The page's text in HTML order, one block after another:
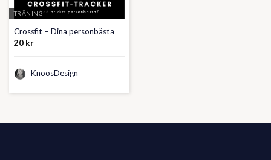
TRÄNING
Crossfit – Dina personbästa
20 kr
KnoosDesign